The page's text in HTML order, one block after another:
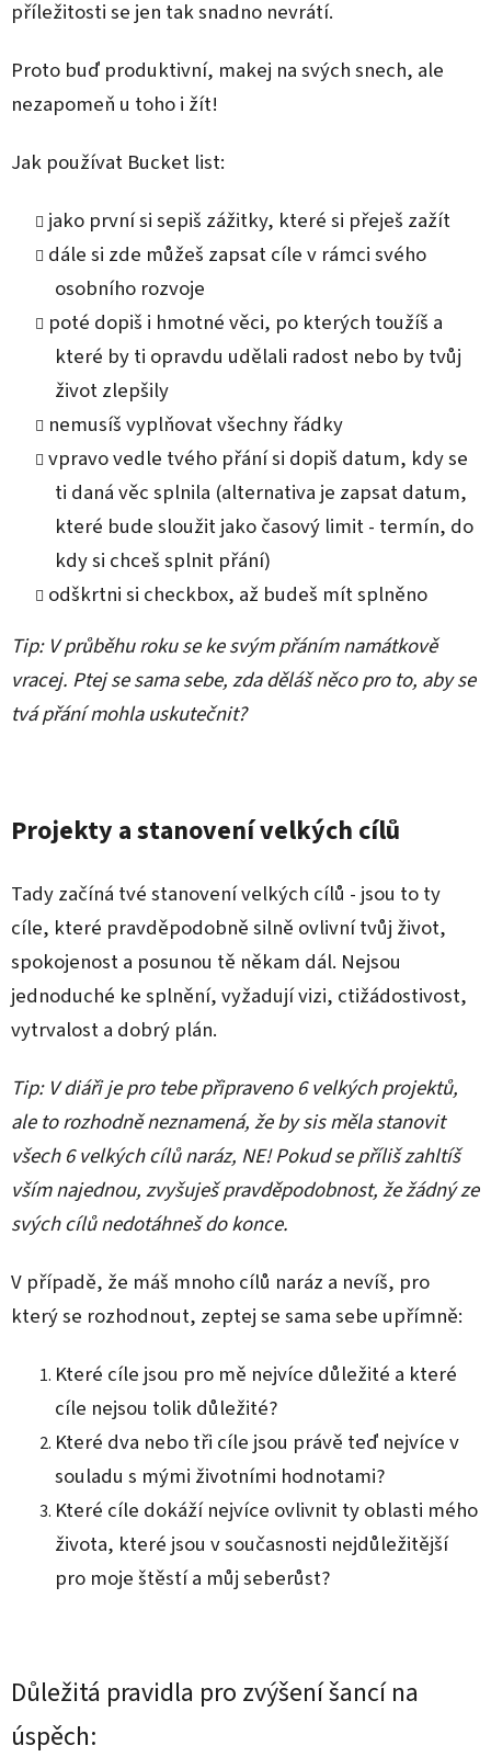
příležitosti se jen tak snadno nevrátí.
Proto buď produktivní, makej na svých snech, ale
nezapomeň u toho i žít!
Jak používat Bucket list:
jako první si sepiš zážitky, které si přeješ zažít
dále si zde můžeš zapsat cíle v rámci svého
osobního rozvoje
poté dopiš i hmotné věci, po kterých toužíš a
které by ti opravdu udělali radost nebo by tvůj
život zlepšily
nemusíš vyplňovat všechny řádky
vpravo vedle tvého přání si dopiš datum, kdy se
ti daná věc splnila (alternativa je zapsat datum,
které bude sloužit jako časový limit - termín, do
kdy si chceš splnit přání)
odškrtni si checkbox, až budeš mít splněno
Tip: V průběhu roku se ke svým přáním namátkově
vracej. Ptej se sama sebe, zda děláš něco pro to, aby se
tvá přání mohla uskutečnit?
Projekty a stanovení velkých cílů
Tady začíná tvé stanovení velkých cílů - jsou to ty
cíle, které pravděpodobně silně ovlivní tvůj život,
spokojenost a posunou tě někam dál. Nejsou
jednoduché ke splnění, vyžadují vizi, ctižádostivost,
vytrvalost a dobrý plán.
Tip: V diáři je pro tebe připraveno 6 velkých projektů,
ale to rozhodně neznamená, že by sis měla stanovit
všech 6 velkých cílů naráz, NE! Pokud se příliš zahltíš
vším najednou, zvyšuješ pravděpodobnost, že žádný ze
svých cílů nedotáhneš do konce.
V případě, že máš mnoho cílů naráz a nevíš, pro
který se rozhodnout, zeptej se sama sebe upřímně:
Které cíle jsou pro mě nejvíce důležité a které
cíle nejsou tolik důležité?
Které dva nebo tři cíle jsou právě teď nejvíce v
souladu s mými životními hodnotami?
Které cíle dokáží nejvíce ovlivnit ty oblasti mého
života, které jsou v současnosti nejdůležitější
pro moje štěstí a můj seberůst?
Důležitá pravidla pro zvýšení šancí na
úspěch: